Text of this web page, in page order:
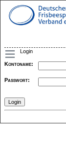
Login
Kontoname:
Passwort: